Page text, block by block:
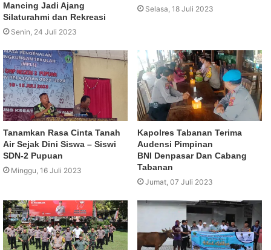
Mancing Jadi Ajang
Silaturahmi dan Rekreasi
Senin, 24 Juli 2023
Selasa, 18 Juli 2023
Tanamkan Rasa Cinta Tanah
Air Sejak Dini Siswa – Siswi
SDN-2 Pupuan
Minggu, 16 Juli 2023
Kapolres Tabanan Terima
Audensi Pimpinan
BNI Denpasar Dan Cabang
Tabanan
Jumat, 07 Juli 2023